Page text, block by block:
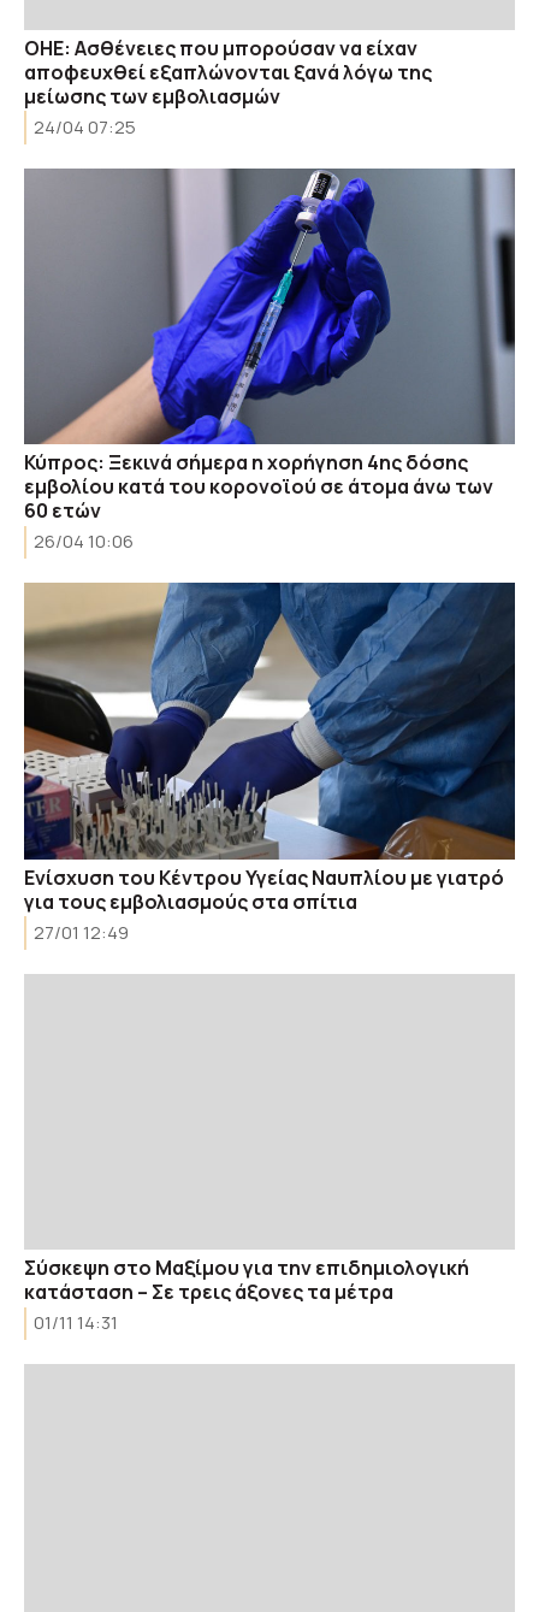
ΟΗΕ: Ασθένειες που μπορούσαν να είχαν
αποφευχθεί εξαπλώνονται ξανά λόγω της
μείωσης των εμβολιασμών
24/04 07:25
Κύπρος: Ξεκινά σήμερα η χορήγηση 4ης δόσης
εμβολίου κατά του κορονοϊού σε άτομα άνω των
60 ετών
26/04 10:06
Ενίσχυση του Κέντρου Υγείας Ναυπλίου με γιατρό
για τους εμβολιασμούς στα σπίτια
27/01 12:49
Σύσκεψη στο Μαξίμου για την επιδημιολογική
κατάσταση – Σε τρεις άξονες τα μέτρα
01/11 14:31